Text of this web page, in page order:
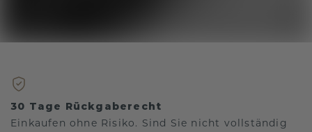
30 Tage Rückgaberecht
Einkaufen ohne Risiko. Sind Sie nicht vollständig